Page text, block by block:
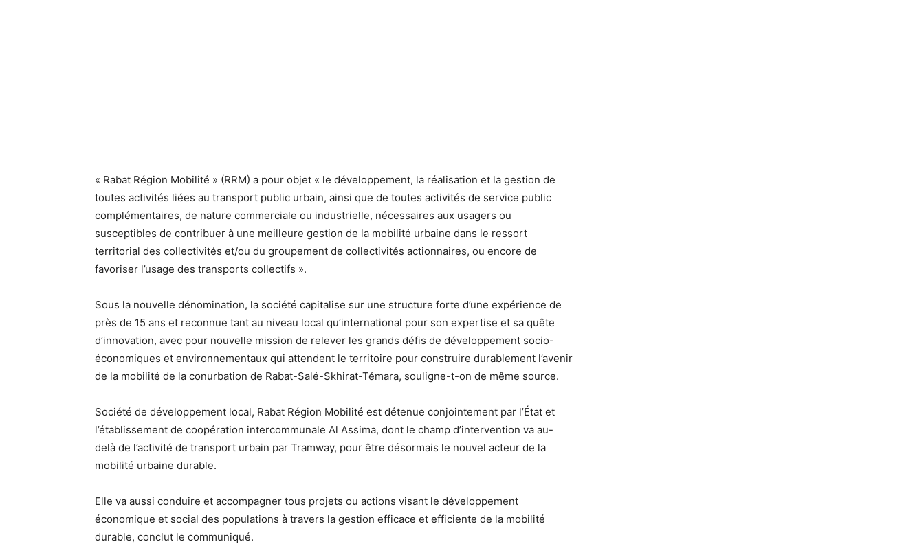
« Rabat Région Mobilité » (RRM) a pour objet « le développement, la réalisation et la gestion de
toutes activités liées au transport public urbain, ainsi que de toutes activités de service public
complémentaires, de nature commerciale ou industrielle, nécessaires aux usagers ou
susceptibles de contribuer à une meilleure gestion de la mobilité urbaine dans le ressort
territorial des collectivités et/ou du groupement de collectivités actionnaires, ou encore de
favoriser l’usage des transports collectifs ».
Sous la nouvelle dénomination, la société capitalise sur une structure forte d’une expérience de
près de 15 ans et reconnue tant au niveau local qu’international pour son expertise et sa quête
d’innovation, avec pour nouvelle mission de relever les grands défis de développement socio-
économiques et environnementaux qui attendent le territoire pour construire durablement l’avenir
de la mobilité de la conurbation de Rabat-Salé-Skhirat-Témara, souligne-t-on de même source.
Société de développement local, Rabat Région Mobilité est détenue conjointement par l’État et
l’établissement de coopération intercommunale Al Assima, dont le champ d’intervention va au-
delà de l’activité de transport urbain par Tramway, pour être désormais le nouvel acteur de la
mobilité urbaine durable.
Elle va aussi conduire et accompagner tous projets ou actions visant le développement
économique et social des populations à travers la gestion efficace et efficiente de la mobilité
durable, conclut le communiqué.